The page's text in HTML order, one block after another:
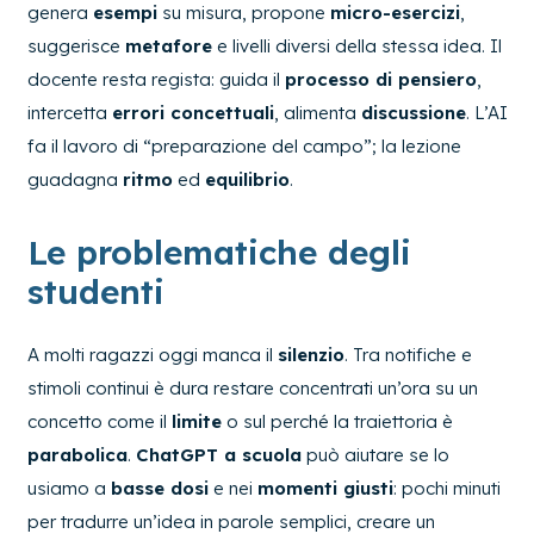
genera esempisu misura, propone micro-esercizi,
suggerisce metaforee livelli diversi della stessa idea. Il
docente resta regista: guida il processo di pensiero,
intercetta errori concettuali, alimenta discussione. L’AI
fa il lavoro di “preparazione del campo”; la lezione
guadagna ritmo ed equilibrio.
Le problematiche degli
studenti
A molti ragazzi oggi manca il silenzio. Tra notifiche e
stimoli continui è dura restare concentrati un’ora su un
concetto come il limiteo sul perché la traiettoria è
parabolica. ChatGPT a scuolapuò aiutare se lo
usiamo a basse dosie nei momenti giusti: pochi minuti
per tradurre un’idea in parole semplici, creare un